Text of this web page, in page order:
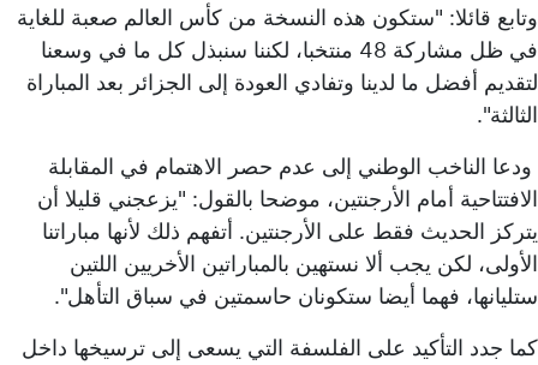
وتابع قائلا: "ستكون هذه النسخة من كأس العالم صعبة للغاية
في ظل مشاركة 48 منتخبا، لكننا سنبذل كل ما في وسعنا
لتقديم أفضل ما لدينا وتفادي العودة إلى الجزائر بعد المباراة
الثالثة".
ودعا الناخب الوطني إلى عدم حصر الاهتمام في المقابلة
الافتتاحية أمام الأرجنتين، موضحا بالقول: "يزعجني قليلا أن
يتركز الحديث فقط على الأرجنتين. أتفهم ذلك لأنها مباراتنا
الأولى، لكن يجب ألا نستهين بالمباراتين الأخريين اللتين
ستليانها، فهما أيضا ستكونان حاسمتين في سباق التأهل".
كما جدد التأكيد على الفلسفة التي يسعى إلى ترسيخها داخل